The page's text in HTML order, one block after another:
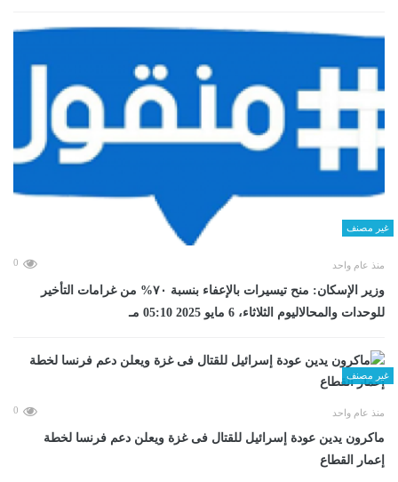
غير مصنف
منذ عام واحد 0
وزير الإسكان: منح تيسيرات بالإعفاء بنسبة ٧٠% من غرامات التأخير
للوحدات والمحالاليوم الثلاثاء، 6 مايو 2025 05:10 مـ
غير مصنف
منذ عام واحد 0
ماكرون يدين عودة إسرائيل للقتال فى غزة ويعلن دعم فرنسا لخطة
إعمار القطاع